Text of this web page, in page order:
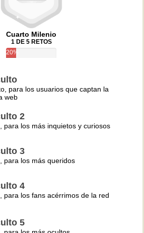
Cuarto Milenio
1 DE 5 RETOS
20%
para los usuarios que captan la
web
2
para los más inquietos y curiosos
3
para los más queridos
4
para los fans acérrimos de la red
5